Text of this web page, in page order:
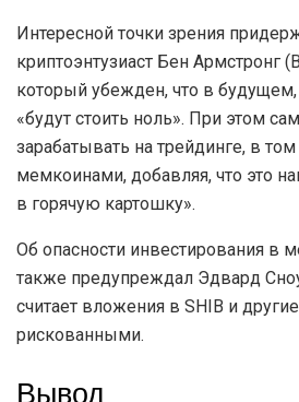
Интересной точки зрения
криптоэнтузиаст Бен Армстронг
который убежден, что в
«будут стоить ноль». При этом
зарабатывать на трейдинге, в
мемкоинами, добавляя, что это
в горячую картошку».
Об опасности инвестирования
также предупреждал Эдвард
считает вложения в SHIB и
рискованными.